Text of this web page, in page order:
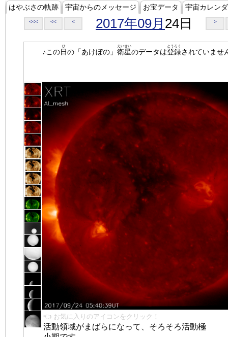
はやぶさの軌跡 宇宙からのメッセージ お宝データ 宇宙カレン
<<< << < 2017年09月 24日 >
♪この日
ひ
の「あけぼの」 衛星
えいせい
のデータは登録
とうろく
されていませ
👈 お気に入りのアイコンをクリック！
活動領域がまばらになって、そろそろ活動極